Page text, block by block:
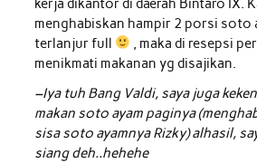
kerja dikantor di daerah Bintaro IX.
menghabiskan hampir 2 porsi soto
terlanjur full
, maka di resepsi
menikmati makanan yg disajikan.
–Iya tuh Bang Valdi, saya juga
makan soto ayam paginya
sisa soto ayamnya Rizky) alhasil,
siang deh..hehehe